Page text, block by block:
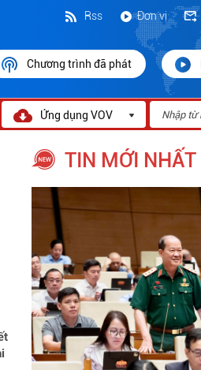
Đơn vị
Rss
Chương trình đã phát
Ứng dụng VOV
TIN MỚI NHẤT